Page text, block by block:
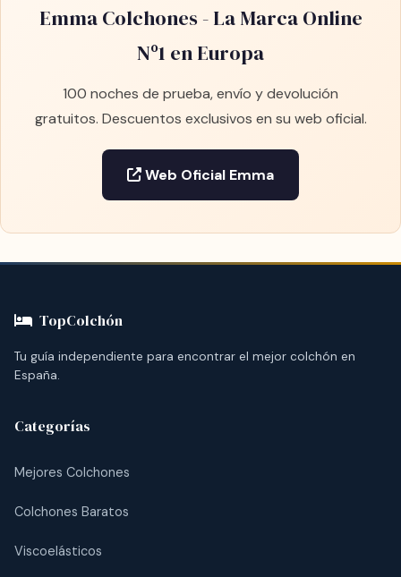
Emma Colchones - La Marca Online
Nº1 en Europa
100 noches de prueba, envío y devolución
gratuitos. Descuentos exclusivos en su web oficial.
Web Oficial Emma
TopColchón
Tu guía independiente para encontrar el mejor colchón en
España.
Categorías
Mejores Colchones
Colchones Baratos
Viscoelásticos